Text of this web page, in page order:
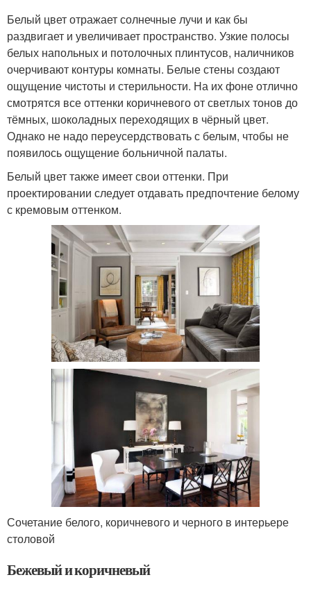
Белый цвет отражает солнечные лучи и как бы
раздвигает и увеличивает пространство. Узкие полосы
белых напольных и потолочных плинтусов, наличников
очерчивают контуры комнаты. Белые стены создают
ощущение чистоты и стерильности. На их фоне отлично
смотрятся все оттенки коричневого от светлых тонов до
тёмных, шоколадных переходящих в чёрный цвет.
Однако не надо переусердствовать с белым, чтобы не
появилось ощущение больничной палаты.
Белый цвет также имеет свои оттенки. При
проектировании следует отдавать предпочтение белому
с кремовым оттенком.
Сочетание белого, коричневого и черного в интерьере
столовой
Бежевый и коричневый